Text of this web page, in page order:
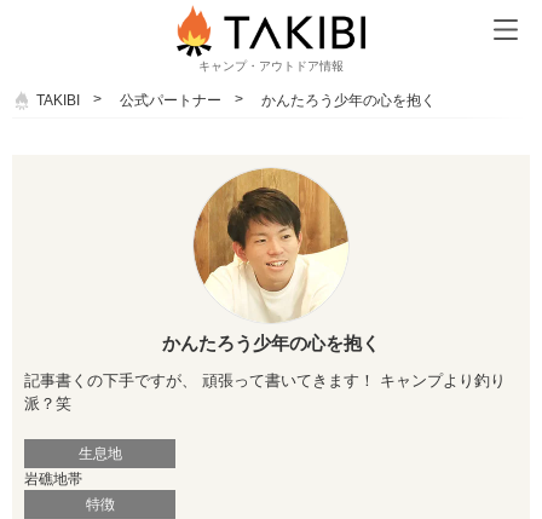
キャンプ・アウトドア情報
TAKIBI 公式パートナー かんたろう少年の心を抱く
かんたろう少年の心を抱く
記事書くの下手ですが、 頑張って書いてきます！ キャンプより釣り
派？笑
生息地
岩礁地帯
特徴